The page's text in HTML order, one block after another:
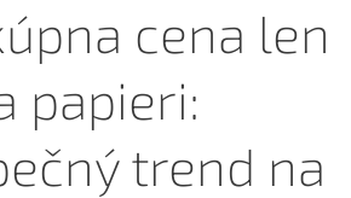
cena len
papieri:
trend na